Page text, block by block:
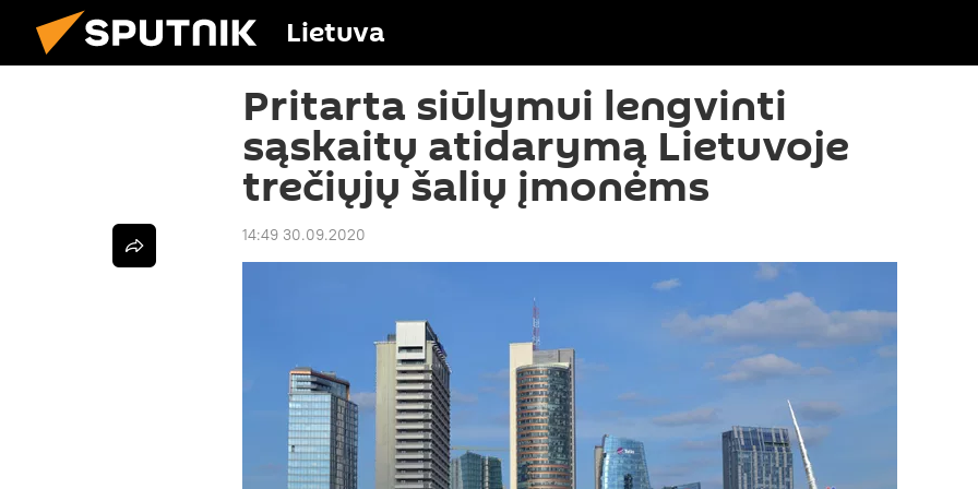
Lietuva
Pritarta siūlymui lengvinti
sąskaitų atidarymą Lietuvoje
trečiųjų šalių įmonėms
14:49 30.09.2020